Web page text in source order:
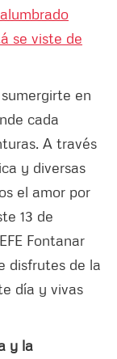
se viste de
en
cada
A través
y diversas
el amor por
13 de
Fontanar
disfrutes de la
día y vivas
y la